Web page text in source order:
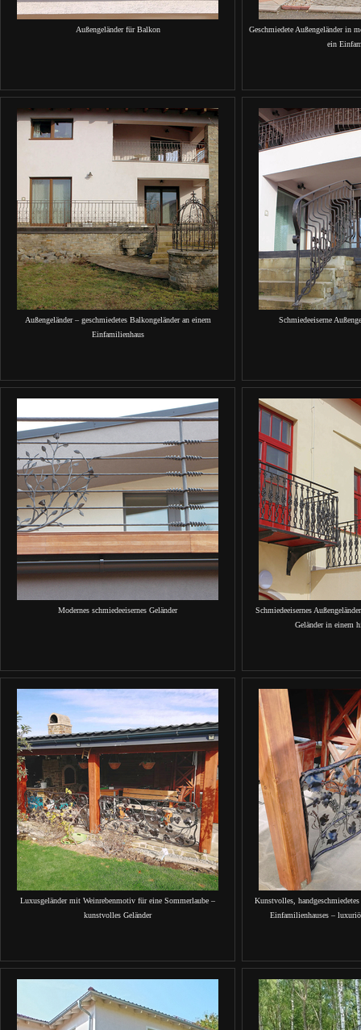
Außengeländer für Balkon
Geschmiedete Außengeländer in
ein
Außengeländer – geschmiedetes Balkongeländer an einem
Einfamilienhaus
Schmiedeeiserne
Modernes schmiedeeisernes Geländer
Schmiedeeisernes
Geländer in einem
Luxusgeländer mit Weinrebenmotiv für eine Sommerlaube –
kunstvolles Geländer
Kunstvolles,
Einfamilienhauses –